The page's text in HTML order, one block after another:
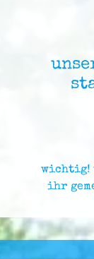
wichtig!
ihr